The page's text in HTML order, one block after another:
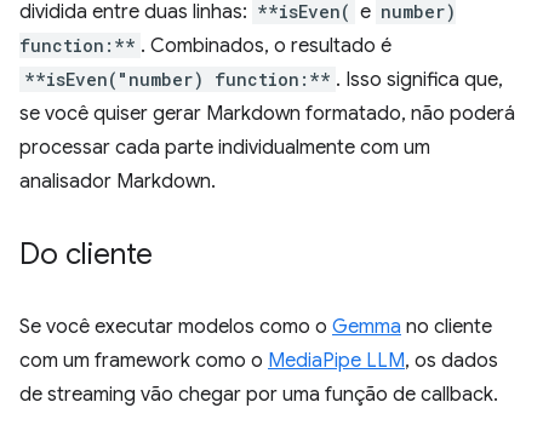
dividida entre duas linhas: **isEven( e number)
function:** . Combinados, o resultado é
**isEven("number) function:** . Isso significa que,
se você quiser gerar Markdown formatado, não poderá
processar cada parte individualmente com um
analisador Markdown.
Do cliente
Se você executar modelos como o Gemma no cliente
com um framework como o MediaPipe LLM, os dados
de streaming vão chegar por uma função de callback.